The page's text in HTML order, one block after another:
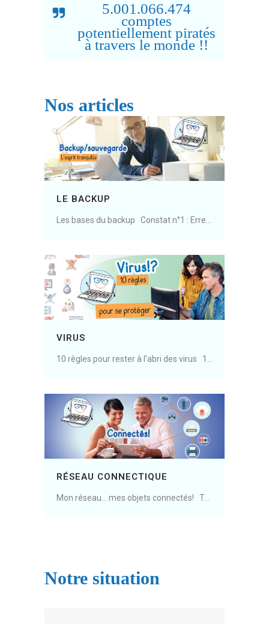
5.001.066.474
comptes
potentiellement piratés
à travers le monde !!
Nos articles
LE BACKUP
Les bases du backup Constat n°1 : Erreur, panne, vol, virus, appareil cassé, malveillance… les occasions d’avoir besoin d’un bon backup ne manquent pas. Constat n°2 : Nous stockons de plus en plus d’éléments sur nos appareils et sur internet. Des éléments privés et......
VIRUS
10 règles pour rester à l’abri des virus 1. Le meilleur antivirus c’est vous et votre bon sens. Il n’existe pas d’antivirus qui puisse vous protéger de tous les virus. 2. Ayez un antivirus 3. Maintenez votre système (ordinateur/tablette/téléphone et autre objets connectés) à......
RÉSEAU CONNECTIQUE
Mon réseau… mes objets connectés! Tout connecter et tous connectés ! La box TV, le téléphone, les caméras, l’alarme, la domotique, le chauffage, le système audio, l’imprimante, l’ouverture de porte, les panneaux photovoltaïques, le nas… il faut les connecter au réseau local, à internet,......
Notre situation